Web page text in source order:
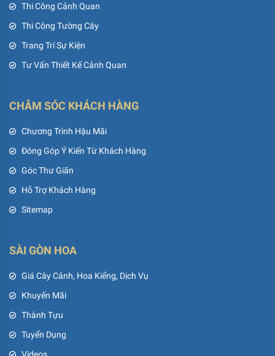
Thi Công Cảnh Quan
Thi Công Tường Cây
Trang Trí Sự Kiện
Tư Vấn Thiết Kế Cảnh Quan
CHĂM SÓC KHÁCH HÀNG
Chương Trình Hậu Mãi
Đóng Góp Ý Kiến Từ Khách Hàng
Góc Thư Giãn
Hỗ Trợ Khách Hàng
Sitemap
SÀI GÒN HOA
Giá Cây Cảnh, Hoa Kiểng, Dịch Vụ
Khuyến Mãi
Thành Tựu
Tuyển Dụng